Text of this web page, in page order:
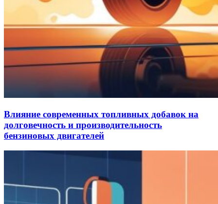
Влияние современных топливных добавок на
долговечность и производительность
бензиновых двигателей